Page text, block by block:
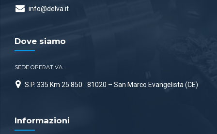
info@delva.it
Dove siamo
SEDE OPERATIVA
S.P. 335 Km 25.850 81020 – San Marco Evangelista (CE)
Informazioni